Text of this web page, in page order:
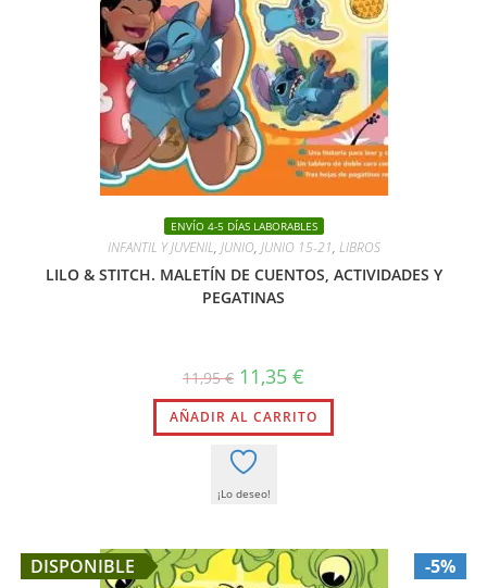
ENVÍO 4-5 DÍAS LABORABLES
INFANTIL Y JUVENIL, JUNIO, JUNIO 15-21, LIBROS
LILO & STITCH. MALETÍN DE CUENTOS, ACTIVIDADES Y
PEGATINAS
11,95€ El
precio
original
era:
11,95 €.
11,35 €
actual
es:
11,35 €.
AÑADIR AL CARRITO
¡Lo deseo!
DISPONIBLE -5%